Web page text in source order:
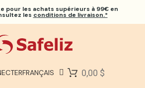
pour les achats supérieurs à 99€ en
les conditions de livraison.*
FRANÇAIS 0,00 $